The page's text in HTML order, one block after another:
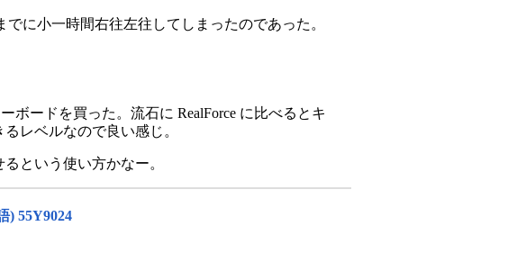
に小一時間右往左往してしまったのであった。
ボードを買った。流石に RealForce に比べるとキ
レベルなので良い感じ。
という使い方かなー。
) 55Y9024